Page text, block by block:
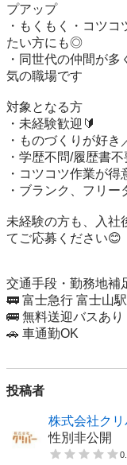
プアップ
・もくもく・コツ
たい方にも◎
・同世代の仲間が
気の職場です
対象となる方
・未経験歓迎🔰
・ものづくりが好
・学歴不問/履歴書不
・コツコツ作業が得
・ブランク、フリー
未経験の方も、入社
てご応募ください😊
交通手段・勤務地補
🚃 富士急行 富士山
🚌 無料送迎バスあり
🚗 車通勤OK
投稿者
株式会社クリ
性別非公開